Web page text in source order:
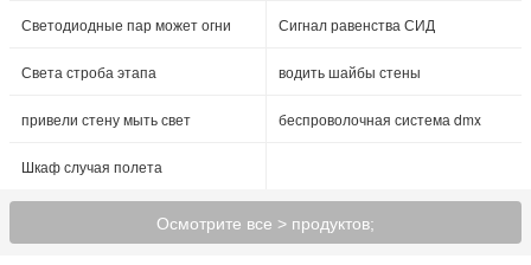
Светодиодные пар может огни
Сигнал равенства СИД
Света строба этапа водить шайбы стены
привели стену мыть свет беспроволочная система dmx
Шкаф случая полета
Осмотрите все > продуктов;